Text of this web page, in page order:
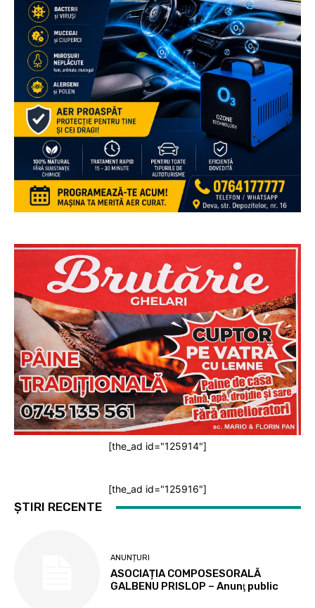
[the_ad id="125914"]
[the_ad id="125916"]
ȘTIRI RECENTE
ANUNȚURI
ASOCIAȚIA COMPOSESORALĂ
GALBENU PRISLOP – Anunţ public